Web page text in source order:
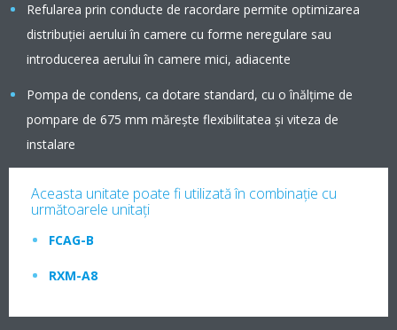
Refularea prin conducte de racordare permite optimizarea
distribuţiei aerului în camere cu forme neregulare sau
introducerea aerului în camere mici, adiacente
Pompa de condens, ca dotare standard, cu o înălţime de
pompare de 675 mm măreşte flexibilitatea şi viteza de
instalare
Aceasta unitate poate fi utilizată în combinaţie cu
următoarele unitaţi
FCAG-B
RXM-A8